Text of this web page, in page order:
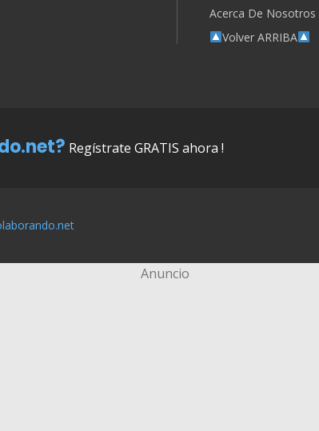
Acerca De Nosotros
Volver ARRIBA
Regístrate GRATIS ahora !
Anuncio